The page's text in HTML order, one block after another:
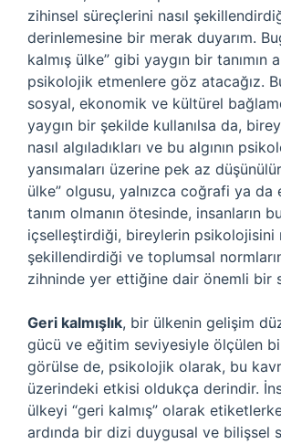
zihinsel süreçlerini nasıl
derinlemesine bir merak duyarım.
kalmış ülke” gibi yaygın bir tanımın
psikolojik etmenlere göz atacağız.
sosyal, ekonomik ve kültürel
yaygın bir şekilde kullanılsa da,
nasıl algıladıkları ve bu algının
yansımaları üzerine pek az
ülke” olgusu, yalnızca coğrafi ya
tanım olmanın ötesinde, insanların
içselleştirdiği, bireylerin psikolojisini
şekillendirdiği ve toplumsal
zihninde yer ettiğine dair önemli bir
Geri kalmışlık, bir ülkenin gelişim
gücü ve eğitim seviyesiyle ölçülen
görülse de, psikolojik olarak, bu
üzerindeki etkisi oldukça derindir.
ülkeyi “geri kalmış” olarak
ardında bir dizi duygusal ve bilişsel